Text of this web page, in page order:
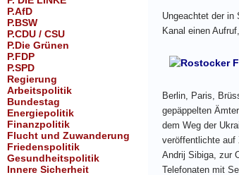
P.AfD
P.BSW
P.CDU / CSU
P.Die Grünen
P.FDP
P.SPD
Regierung
Arbeitspolitik
Bundestag
Energiepolitik
Finanzpolitik
Flucht und Zuwanderung
Friedenspolitik
Gesundheitspolitik
Innere Sicherheit
Ungeachtet der in
Kanal einen
Berlin, Paris,
gepäppelten
dem Weg der
veröffentlichte auf
Andrij Sibiga, zur
Telefonaten mit